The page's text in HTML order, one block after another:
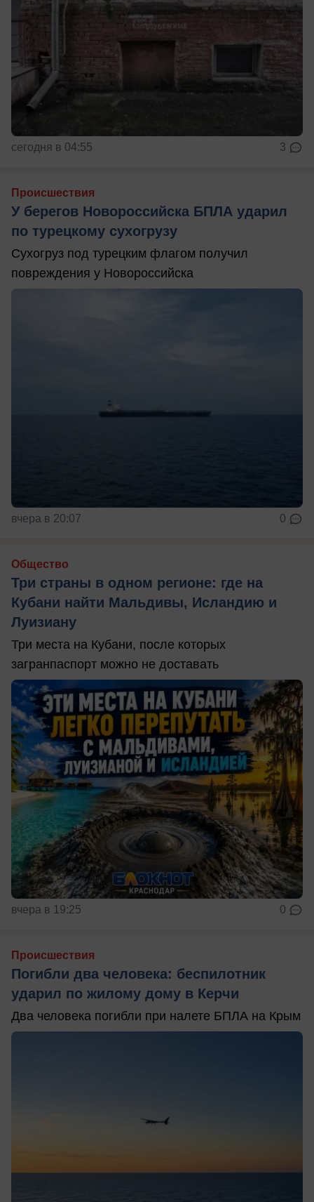
сегодня в 04:55 3
Происшествия
У берегов Новороссийска БПЛА ударил
по турецкому сухогрузу
Сухогруз под турецким флагом получил
повреждения у Новороссийска
вчера в 20:07 0
Общество
Три страны в одном регионе: где на
Кубани найти Мальдивы, Исландию и
Луизиану
Три места на Кубани, после которых
загранпаспорт можно не доставать
вчера в 19:25 0
Происшествия
Погибли два человека: беспилотник
ударил по жилому дому в Керчи
Два человека погибли при налете БПЛА на Крым